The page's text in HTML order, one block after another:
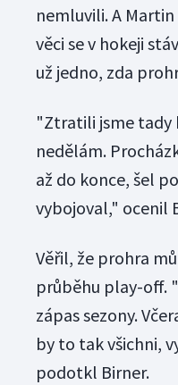
nemluvili. A
věci se v hokeji
už jedno, zda
"Ztratili jsme tady
nedělám.
až do konce, šel
vybojoval," ocenil
Věřil, že prohra
průběhu play-off.
zápas sezony.
by to tak všichni,
podotkl Birner.